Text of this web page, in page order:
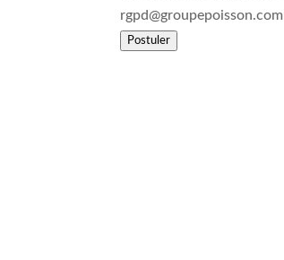
rgpd@groupepoisson.com
Postuler